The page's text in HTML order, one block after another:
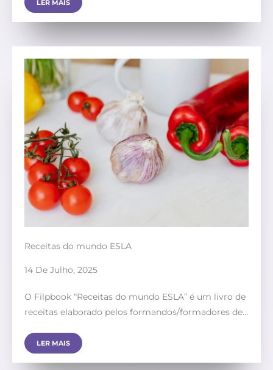
LER MAIS
Receitas do mundo ESLA
14 De Julho, 2025
O Filpbook “Receitas do mundo ESLA” é um livro de
receitas elaborado pelos formandos/formadores de…
LER MAIS